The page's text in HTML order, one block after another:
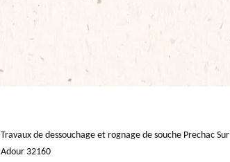
Travaux de dessouchage et rognage de souche Prechac Sur
Adour 32160